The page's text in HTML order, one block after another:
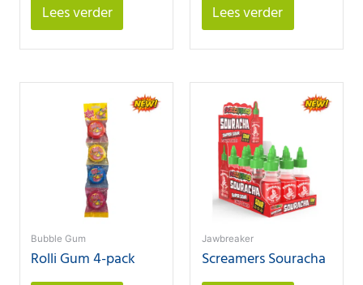
Lees verder
Lees verder
Bubble Gum
Rolli Gum 4-pack
Jawbreaker
Screamers Souracha